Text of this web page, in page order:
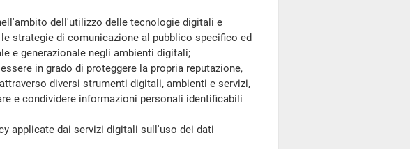
dell'utilizzo delle tecnologie digitali e
strategie di comunicazione al pubblico specifico ed
e generazionale negli ambienti digitali;
in grado di proteggere la propria reputazione,
diversi strumenti digitali, ambienti e servizi,
e condividere informazioni personali identificabili
applicate dai servizi digitali sull'uso dei dati